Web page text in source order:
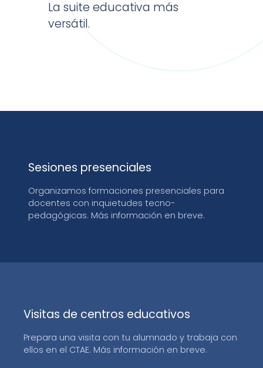
La suite educativa más
versátil.
Sesiones presenciales
Organizamos formaciones presenciales para
docentes con inquietudes tecno-
pedagógicas. Más información en breve.
Visitas de centros educativos
Prepara una visita con tu alumnado y trabaja con
ellos en el CTAE. Más información en breve.